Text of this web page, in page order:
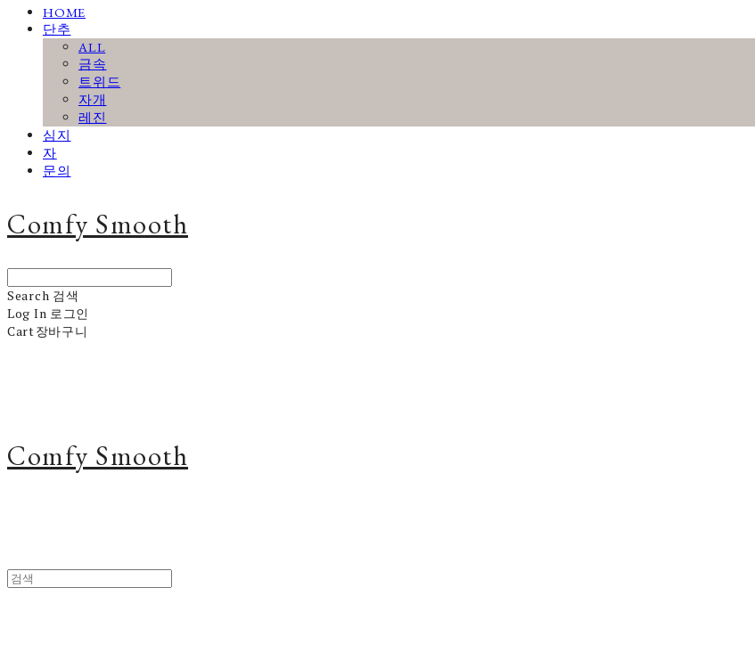
HOME
단추
ALL
금속
트위드
자개
레진
심지
자
문의
Comfy Smooth
Search 검색
Log In 로그인
Cart장바구니
Comfy Smooth